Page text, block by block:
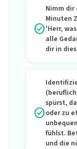
check_circle
Nimm dir
Minuten
'Herr,
alle
dir in
check_circle
spürst,
oder zu
fühlst.
und die